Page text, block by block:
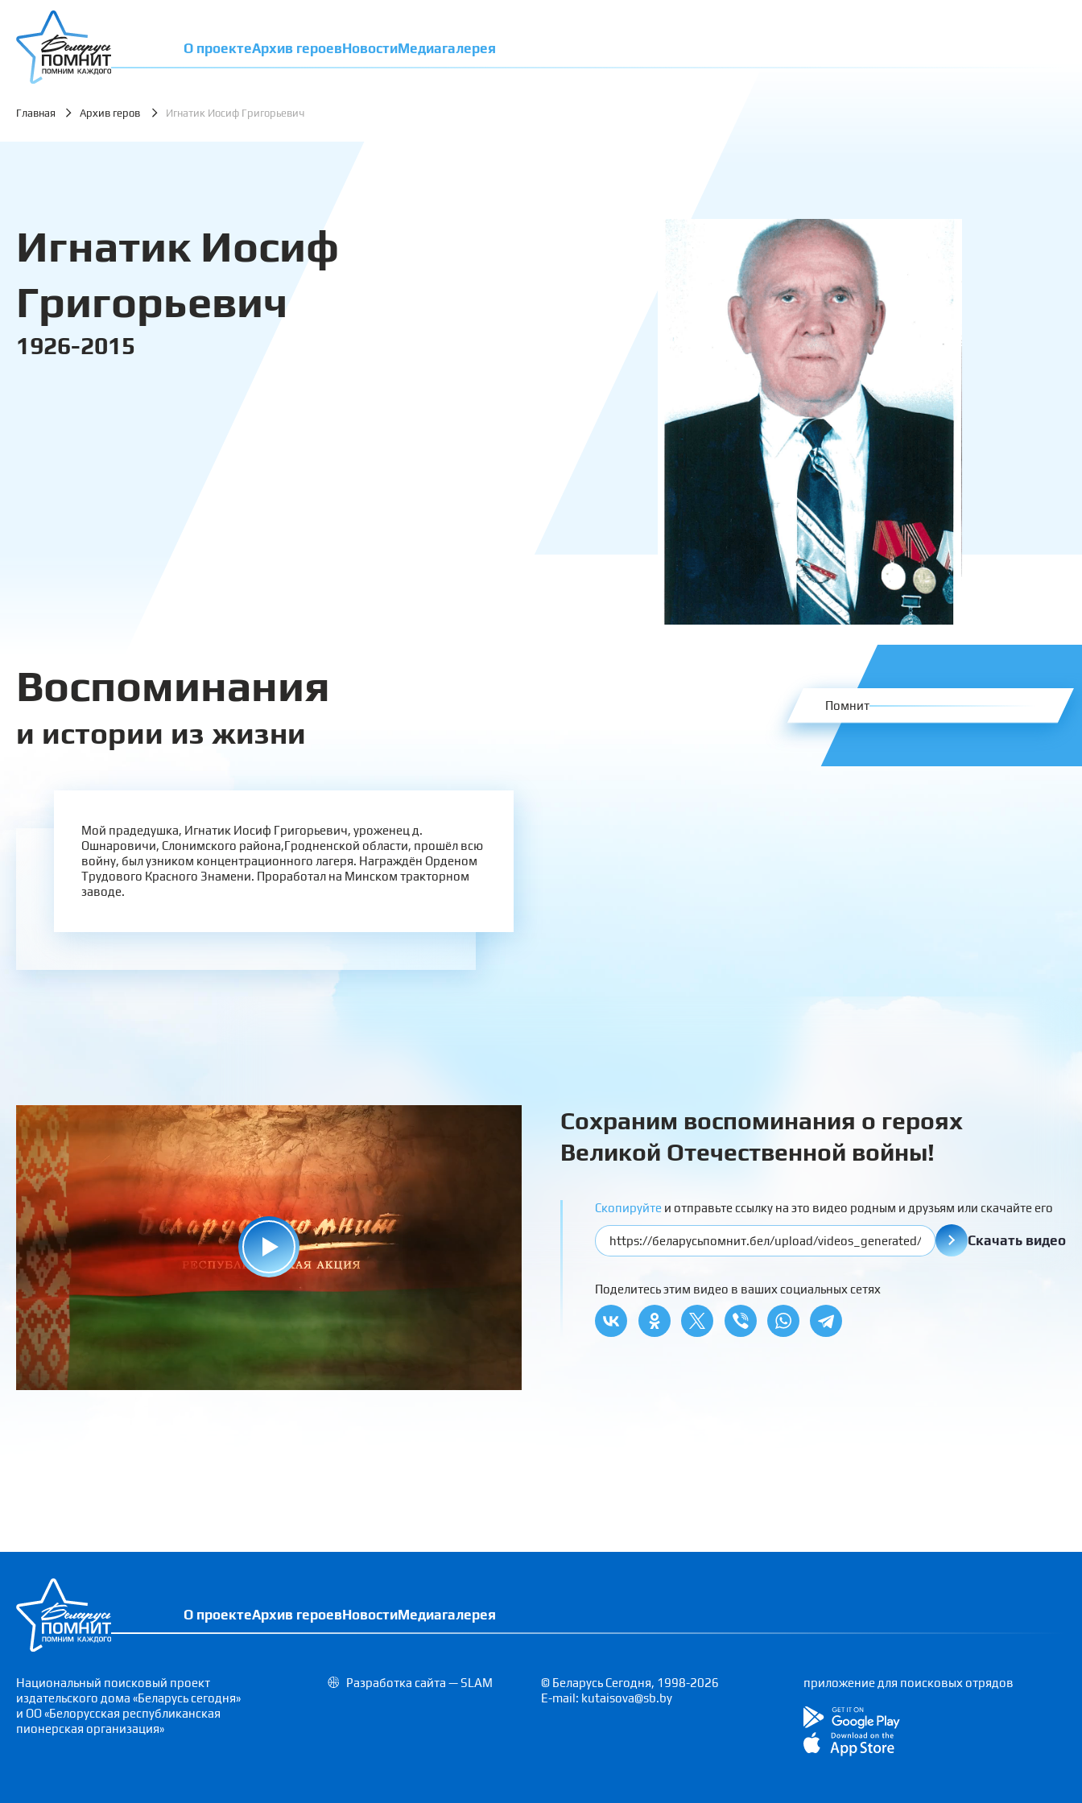
О проектеАрхив героевНовостиМедиагалерея
Главная Архив геров Игнатик Иосиф Григорьевич
Игнатик Иосиф
Григорьевич
1926-2015
Воспоминания
и истории из жизни
Помнит
Мой прадедушка, Игнатик Иосиф Григорьевич, уроженец д.
Ошнаровичи, Слонимского района,Гродненской области, прошёл всю
войну, был узником концентрационного лагеря. Награждён Орденом
Трудового Красного Знамени. Проработал на Минском тракторном
заводе.
Сохраним воспоминания о героях
Великой Отечественной войны!
Скопируйте и отправьте ссылку на это видео родным и друзьям или скачайте его
Скачать видео
Поделитесь этим видео в ваших социальных сетях
О проектеАрхив героевНовостиМедиагалерея
Национальный поисковый проект
издательского дома «Беларусь сегодня»
и ОО «Белорусская республиканская
пионерская организация»
Разработка сайта — SLAM
© Беларусь Сегодня, 1998-2026
E-mail: kutaisova@sb.by
приложение для поисковых отрядов